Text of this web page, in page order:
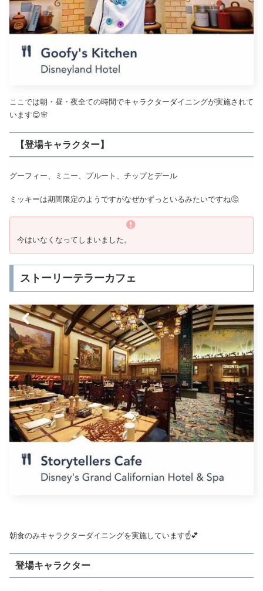
ここでは朝・昼・夜全ての時間でキャラクターダイニングが実施されて
います😊🌸
【登場キャラクター】
グーフィー、ミニー、プルート、チップとデール
ミッキーは期間限定のようですがなぜかずっといるみたいですね🤔
今はいなくなってしまいました。
ストーリーテラーカフェ
朝食のみキャラクターダイニングを実施しています☝️💕
登場キャラクター